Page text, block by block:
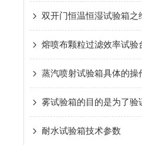
双开门恒温恒湿试验箱之
熔喷布颗粒过滤效率试验
蒸汽喷射试验箱具体的操
耐水试验箱技术参数